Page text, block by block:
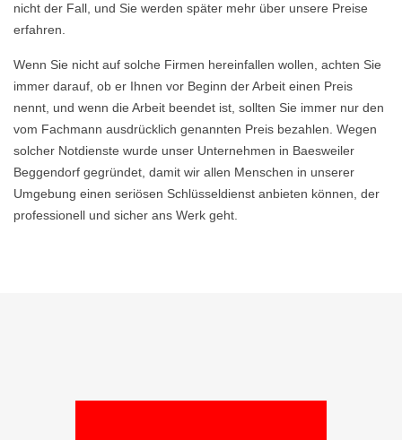
nicht der Fall, und Sie werden später mehr über unsere Preise
erfahren.
Wenn Sie nicht auf solche Firmen hereinfallen wollen, achten Sie
immer darauf, ob er Ihnen vor Beginn der Arbeit einen Preis
nennt, und wenn die Arbeit beendet ist, sollten Sie immer nur den
vom Fachmann ausdrücklich genannten Preis bezahlen. Wegen
solcher Notdienste wurde unser Unternehmen in Baesweiler
Beggendorf gegründet, damit wir allen Menschen in unserer
Umgebung einen seriösen Schlüsseldienst anbieten können, der
professionell und sicher ans Werk geht.